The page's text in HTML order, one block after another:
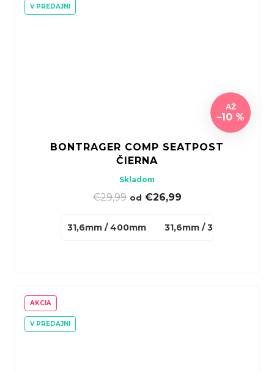
V PREDAJNI
AŽ
–10 %
BONTRAGER COMP SEATPOST
ČIERNA
Skladom
€29,99| od €26,99
31,6mm / 400mm 31,6mm / 330mm
AKCIA
V PREDAJNI